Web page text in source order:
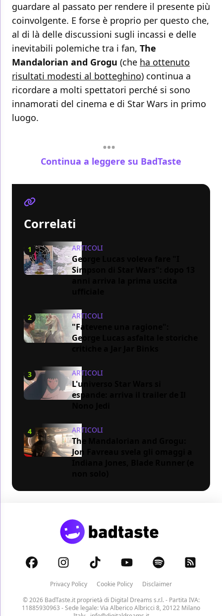
guardare al passato per rendere il presente più
coinvolgente. E forse è proprio per questo che,
al di là delle discussioni sugli incassi e delle
inevitabili polemiche tra i fan, The
Mandalorian and Grogu (che ha ottenuto
risultati modesti al botteghino) continua a
ricordare a molti spettatori perché si sono
innamorati del cinema e di Star Wars in primo
luogo.
Continua a leggere su BadTaste
Correlati
1 ARTICOLI
George Lucas voleva fare "I
Simpson di Star Wars": dopo 13
2 ARTICOLI
"Fatevene una ragione":
George Lucas asfalta le storiche
3 ARTICOLI
L'universo Star Wars si
espande: arriva il trailer de Il
4 ARTICOLI
The Mandalorian and Grogu:
Jon Favreau svela gli omaggi a
Privacy Policy Cookie Policy
Disclaimer
© 2026 BadTaste.it proprietà di Digital Dreams s.r.l.- Partita IVA:
11885930963 - Sede legale: Via Alberico Albricci 8, 20122 Milano